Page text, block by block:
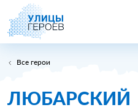
Все герои
ЛЮБАРСКИЙ